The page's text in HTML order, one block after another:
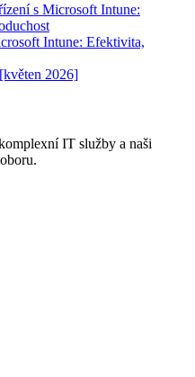
s Microsoft Intune:
Intune: Efektivita,
2026]
IT služby a naši